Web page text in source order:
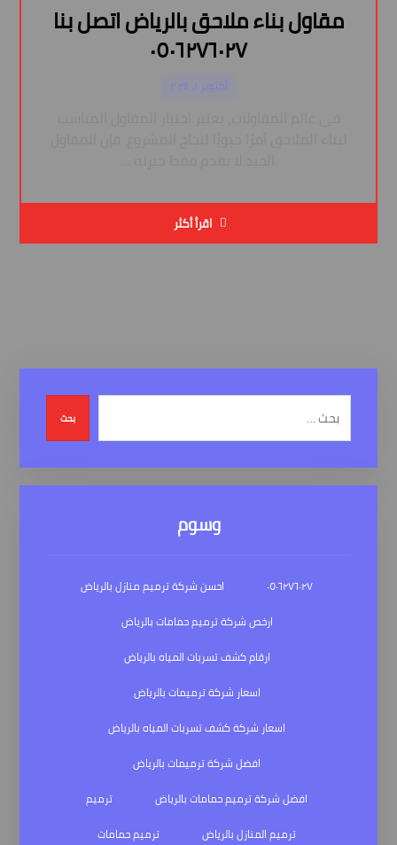
مقاول بناء ملاحق بالرياض اتصل بنا
٠٥٠٦٢٧٦٠٢٧
أكتوبر ١, ٢٠٢٤
اقرأ أكثر
بحث
وسوم
٠٥٠٦٢٧٦٠٢٧
احسن شركة ترميم منازل بالرياض
ارخص شركة ترميم حمامات بالرياض
ارقام كشف تسربات المياه بالرياض
اسعار شركة ترميمات بالرياض
اسعار شركة كشف تسربات المياه بالرياض
افضل شركة ترميمات بالرياض
افضل شركة ترميم حمامات بالرياض
ترميم
ترميم المنازل بالرياض
ترميم حمامات